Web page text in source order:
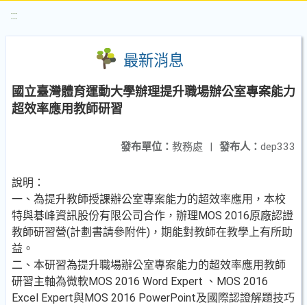
:::
最新消息
國立臺灣體育運動大學辦理提升職場辦公室專案能力
超效率應用教師研習
發布人： dep333
發布單位： 教務處 |
說明：
一、為提升教師授課辦公室專案能力的超效率應用，本校
特與碁峰資訊股份有限公司合作，辦理MOS 2016原廠認證
教師研習營(計劃書請參附件)，期能對教師在教學上有所助
益。
二、本研習為提升職場辦公室專案能力的超效率應用教師
研習主軸為微軟MOS 2016 Word Expert 、MOS 2016
Excel Expert與MOS 2016 PowerPoint及國際認證解題技巧